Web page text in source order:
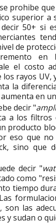
prohibe
superior a
50+ si
de
en
el costo
rayos UV,
la
en
decir "
a los filtros
producto
eso que
sino que
decir "
como
tiempo
son las
y sudan o